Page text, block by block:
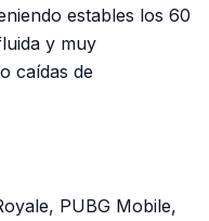
estables los 60
y muy
caídas de
PUBG Mobile,